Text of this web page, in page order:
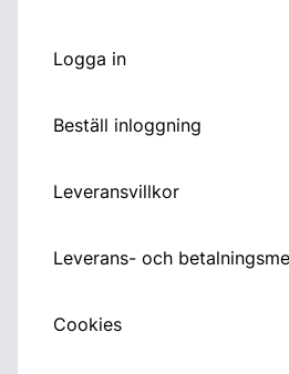
Logga in
Beställ inloggning
Leveransvillkor
Leverans- och
Cookies